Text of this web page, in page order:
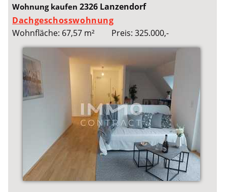
Wohnung kaufen2326 Lanzendorf
Dachgeschosswohnung
Wohnfläche: 67,57 m²
Preis: 325.000,-